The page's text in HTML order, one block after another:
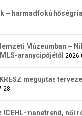
– harmadfokú
Múzeumban –
aranycipőjétől 2026-
megújítás
28
ICEHL-menetrend, női